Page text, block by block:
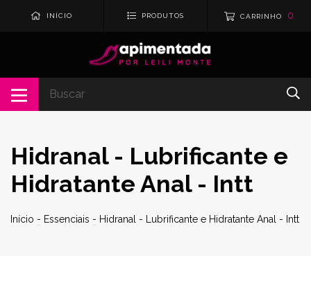
INÍCIO PRODUTOS CARRINHO 0
Hidranal - Lubrificante e
Hidratante Anal - Intt
Início - Essenciais - Hidranal - Lubrificante e Hidratante Anal - Intt